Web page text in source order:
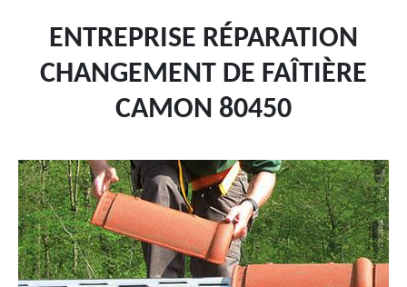
ENTREPRISE RÉPARATION
CHANGEMENT DE FAÎTIÈRE
CAMON 80450